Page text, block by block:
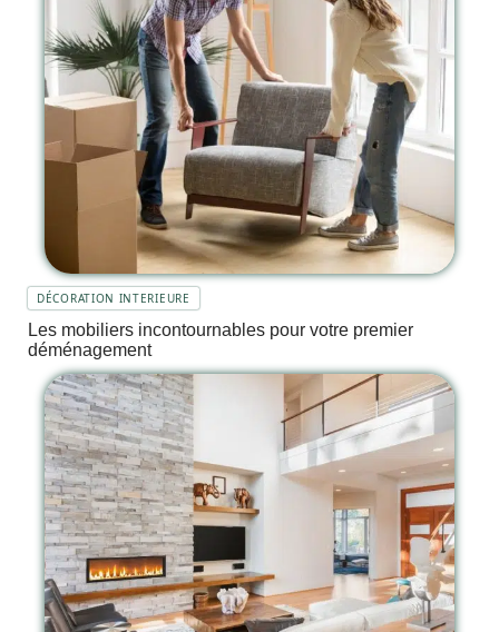
DÉCORATION INTERIEURE
Les mobiliers incontournables pour votre premier
déménagement